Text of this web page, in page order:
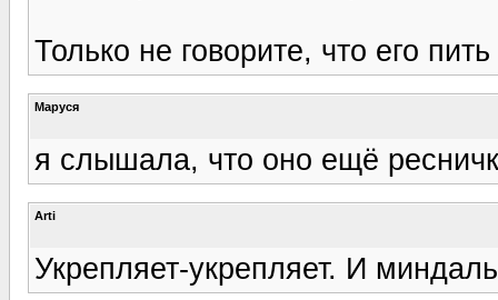
Только не говорите, что его
Маруся
я слышала, что оно ещё
Arti
Укрепляет-укрепляет. И